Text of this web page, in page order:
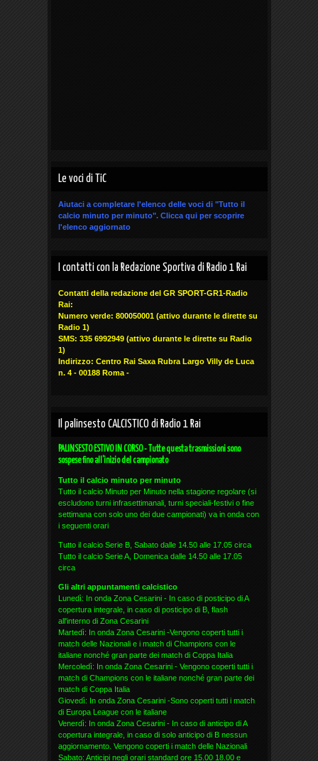
Le voci di TiC
Aiutaci a completare l'elenco delle voci di "Tutto il
calcio minuto per minuto". Clicca quiper scoprire
l'elenco aggiornato
I contatti con la Redazione Sportiva di Radio 1 Rai
Contatti della redazione del GR SPORT-GR1-Radio
Rai:
Numero verde: 800050001 (attivo durante le dirette su
Radio 1)
SMS: 335 6992949 (attivo durante le dirette su Radio
1)
Indirizzo: Centro Rai Saxa Rubra Largo Villy de Luca
n. 4 - 00188 Roma -
Il palinsesto CALCISTICO di Radio 1 Rai
PALINSESTO ESTIVO IN CORSO - Tutte questa trasmissioni sono
sospese fino all'inizio del campionato
Tutto il calcio minuto per minuto
Tutto il calcio Minuto per Minuto nella stagione regolare (si
escludono turni infrasettimanali, turni speciali-festivi o fine
settimana con solo uno dei due campionati) va in onda con
i seguenti orari
Tutto il calcio Serie B, Sabato dalle 14.50 alle 17.05 circa
Tutto il calcio Serie A, Domenica dalle 14.50 alle 17.05
circa
Gli altri appuntamenti calcistico
Lunedì: In onda Zona Cesarini - In caso di posticipo di A
copertura integrale, in caso di posticipo di B, flash
all'interno di Zona Cesarini
Martedì: In onda Zona Cesarini -Vengono coperti tutti i
match delle Nazionali e i match di Champions con le
italiane nonché gran parte dei match di Coppa Italia
Mercoledì: In onda Zona Cesarini - Vengono coperti tutti i
match di Champions con le italiane nonché gran parte dei
match di Coppa Italia
Giovedì: In onda Zona Cesarini -Sono coperti tutti i match
di Europa League con le italiane
Venerdì: In onda Zona Cesarini - In caso di anticipo di A
copertura integrale, in caso di solo anticipo di B nessun
aggiornamento. Vengono coperti i match delle Nazionali
Sabato: Anticipi negli orari standard ore 15.00 18.00 e